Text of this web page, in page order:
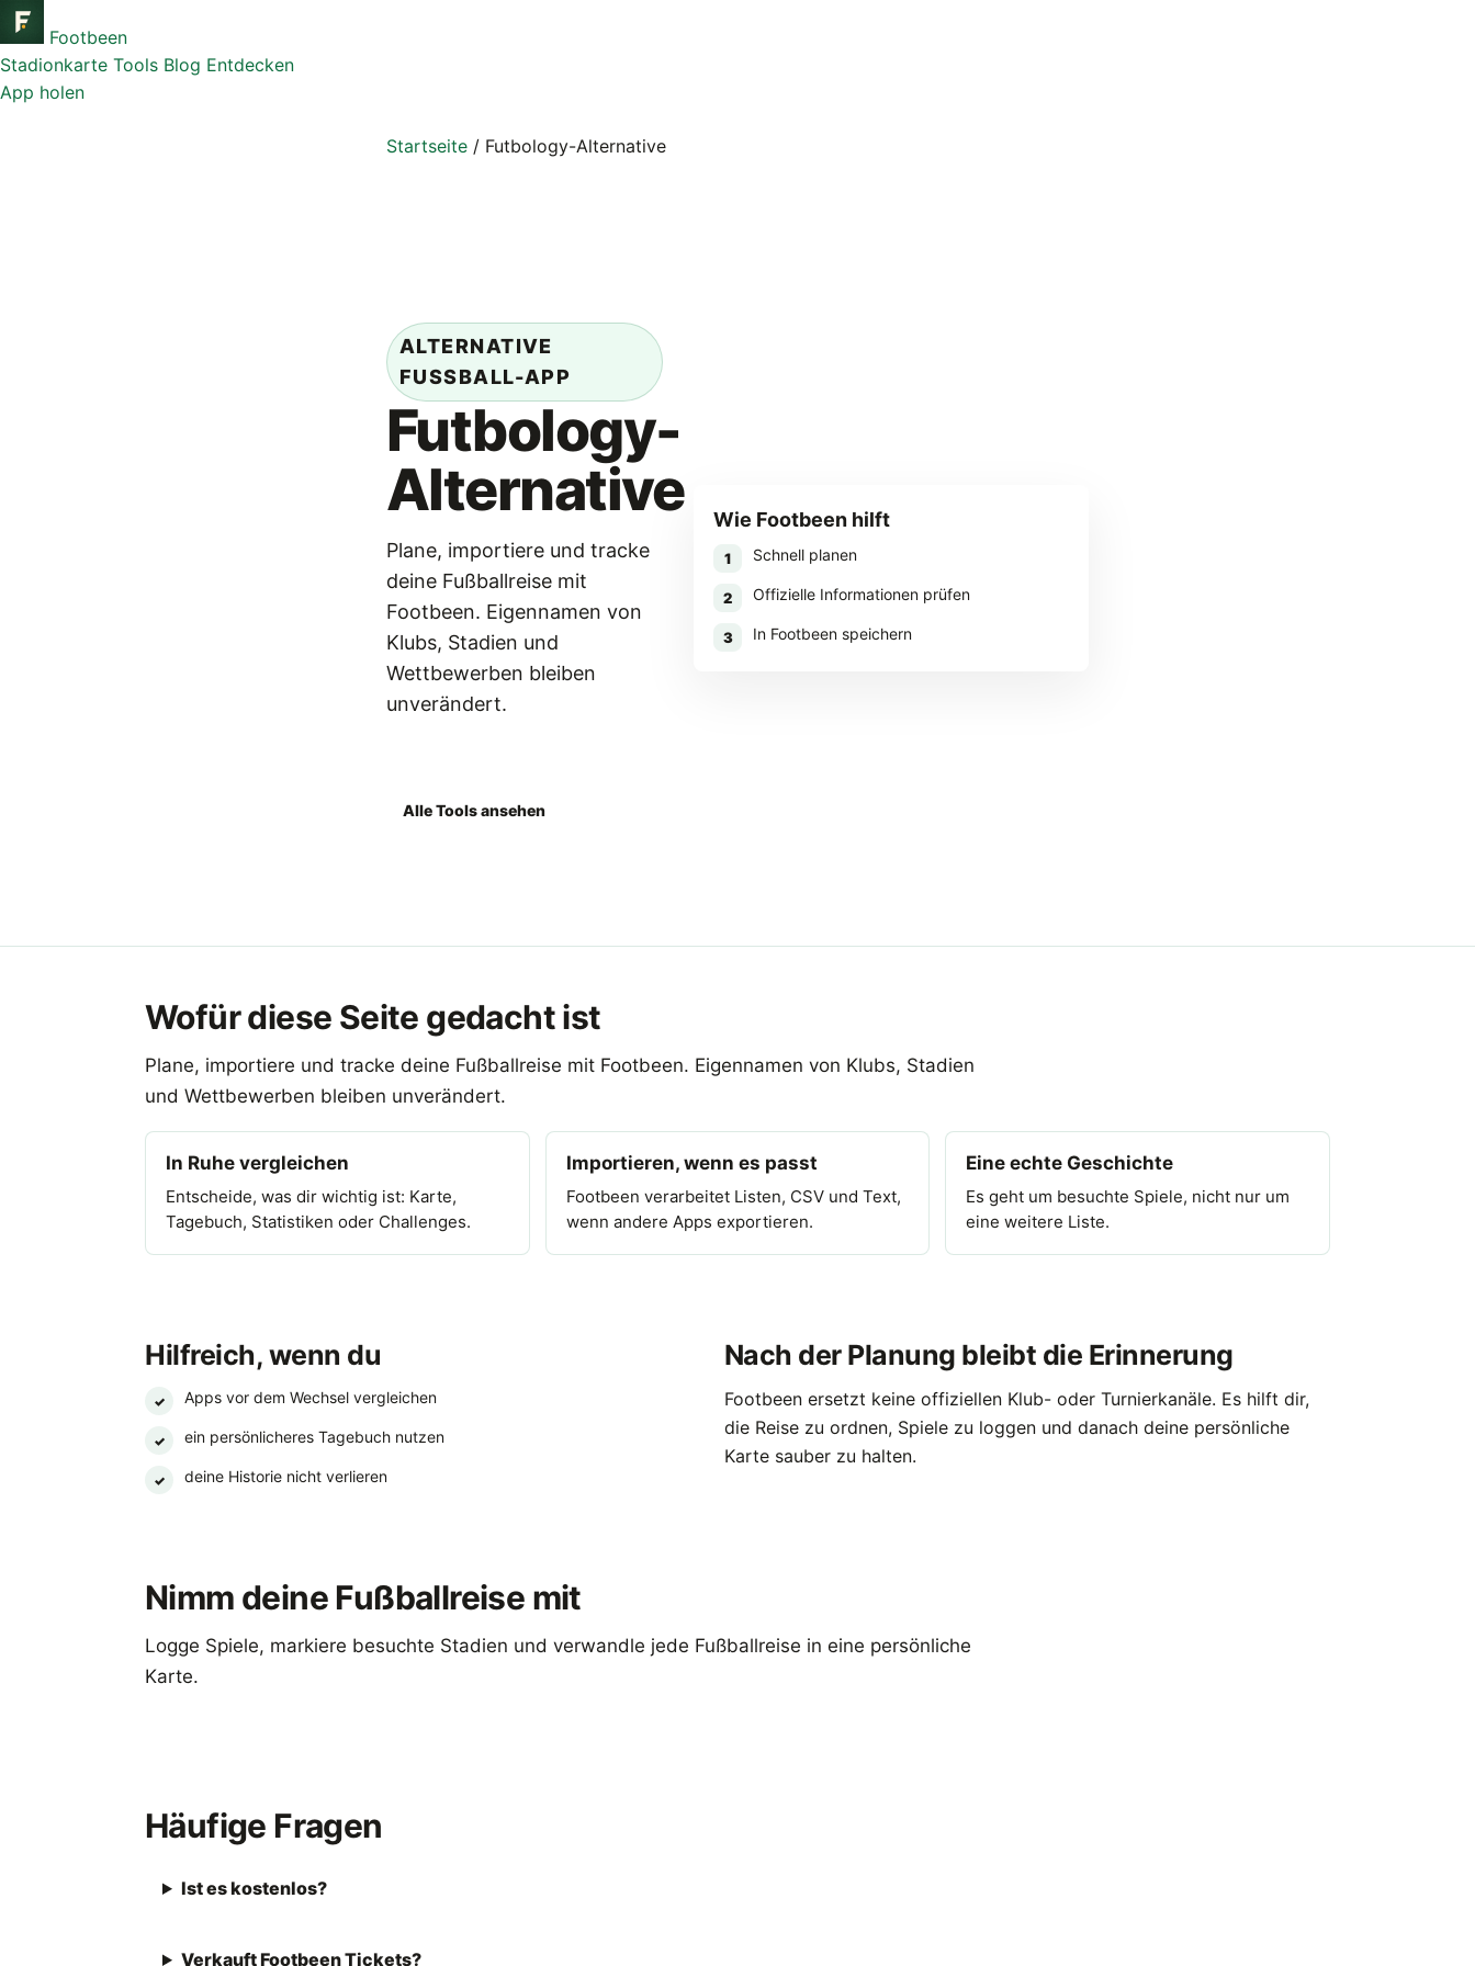
Footbeen
Stadionkarte Tools Blog Entdecken
App holen
Startseite / Futbology-Alternative
ALTERNATIVE
FUSSBALL-APP
Futbology-
Alternative
Plane, importiere und tracke
deine Fußballreise mit
Footbeen. Eigennamen von
Klubs, Stadien und
Wettbewerben bleiben
unverändert.
Alle Tools ansehen
Wie Footbeen hilft
1 Schnell planen
2 Offizielle Informationen prüfen
3 In Footbeen speichern
Wofür diese Seite gedacht ist
Plane, importiere und tracke deine Fußballreise mit Footbeen. Eigennamen von Klubs, Stadien
und Wettbewerben bleiben unverändert.
In Ruhe vergleichen
Entscheide, was dir wichtig ist: Karte,
Tagebuch, Statistiken oder Challenges.
Importieren, wenn es passt
Footbeen verarbeitet Listen, CSV und Text,
wenn andere Apps exportieren.
Eine echte Geschichte
Es geht um besuchte Spiele, nicht nur um
eine weitere Liste.
Hilfreich, wenn du
✓ Apps vor dem Wechsel vergleichen
✓ ein persönlicheres Tagebuch nutzen
✓ deine Historie nicht verlieren
Nach der Planung bleibt die Erinnerung
Footbeen ersetzt keine offiziellen Klub- oder Turnierkanäle. Es hilft dir,
die Reise zu ordnen, Spiele zu loggen und danach deine persönliche
Karte sauber zu halten.
Nimm deine Fußballreise mit
Logge Spiele, markiere besuchte Stadien und verwandle jede Fußballreise in eine persönliche
Karte.
Häufige Fragen
Ist es kostenlos?
Verkauft Footbeen Tickets?